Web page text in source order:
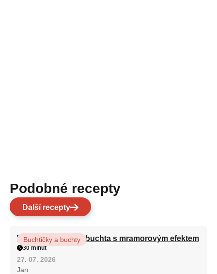
Podobné recepty
Další recepty
Vláčná olejová litá buchta s mramorovým efektem
Buchtičky a buchty
30 minut
27. 07. 2026
Jan